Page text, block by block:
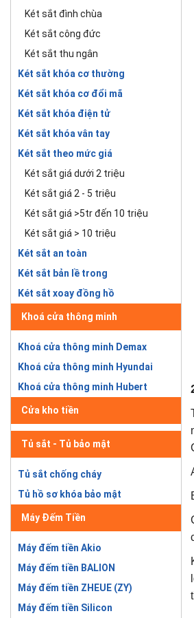
Két sắt đình chùa
Két sắt công đức
Két sắt thu ngân
Két sắt khóa cơ thường
Két sắt khóa cơ đổi mã
Két sắt khóa điện tử
Két sắt khóa vân tay
Két sắt theo mức giá
Két sắt giá dưới 2 triệu
Két sắt giá 2 - 5 triệu
Két sắt giá >5tr đến 10 triệu
Két sắt giá > 10 triệu
Két sắt an toàn
Két sắt bản lề trong
Két sắt xoay đồng hồ
Khoá cửa thông minh
Khoá cửa thông minh Demax
Khoá cửa thông minh Hyundai
Khoá cửa thông minh Hubert
Cửa kho tiền
Tủ sắt - Tủ bảo mật
Tủ sắt chống cháy
Tủ hồ sơ khóa bảo mật
Máy Đếm Tiền
Máy đếm tiền Akio
Máy đếm tiền BALION
Máy đếm tiền ZHEUE (ZY)
Máy đếm tiền Silicon